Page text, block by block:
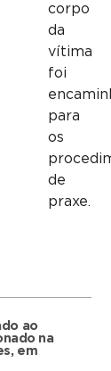
corpo
da
vítima
foi
para
os
de
praxe.
ao
na
em